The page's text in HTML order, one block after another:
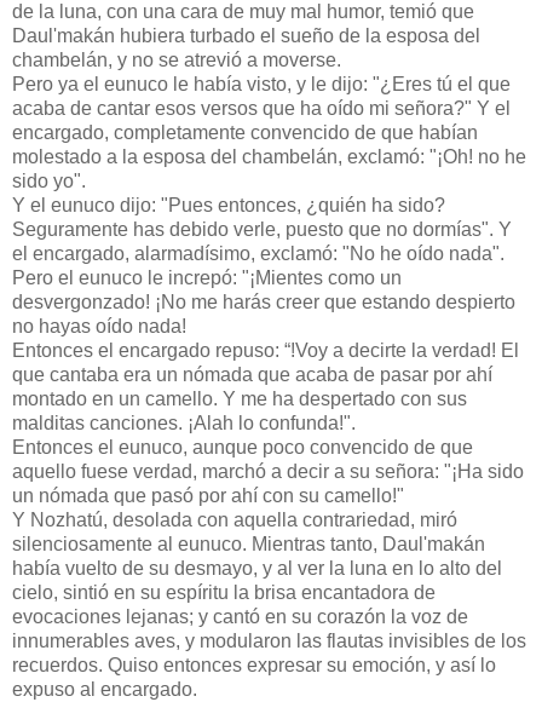
de la luna, con una cara de muy mal humor, temió que
Daul'makán hubiera turbado el sueño de la esposa del
chambelán, y no se atrevió a moverse.
Pero ya el eunuco le había visto, y le dijo: "¿Eres tú el que
acaba de cantar esos versos que ha oído mi señora?" Y el
encargado, completamente convencido de que habían
molestado a la esposa del chambelán, exclamó: "¡Oh! no he
sido yo".
Y el eunuco dijo: "Pues entonces, ¿quién ha sido?
Seguramente has debido verle, puesto que no dormías". Y
el encargado, alarmadísimo, exclamó: "No he oído nada".
Pero el eunuco le increpó: "¡Mientes como un
desvergonzado! ¡No me harás creer que estando despierto
no hayas oído nada!
Entonces el encargado repuso: “!Voy a decirte la verdad! El
que cantaba era un nómada que acaba de pasar por ahí
montado en un camello. Y me ha despertado con sus
malditas canciones. ¡Alah lo confunda!".
Entonces el eunuco, aunque poco convencido de que
aquello fuese verdad, marchó a decir a su señora: "¡Ha sido
un nómada que pasó por ahí con su camello!"
Y Nozhatú, desolada con aquella contrariedad, miró
silenciosamente al eunuco. Mientras tanto, Daul'makán
había vuelto de su desmayo, y al ver la luna en lo alto del
cielo, sintió en su espíritu la brisa encantadora de
evocaciones lejanas; y cantó en su corazón la voz de
innumerables aves, y modularon las flautas invisibles de los
recuerdos. Quiso entonces expresar su emoción, y así lo
expuso al encargado.